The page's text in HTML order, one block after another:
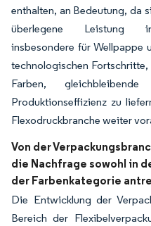
enthalten, an Bedeutung, da
überlegene Leistung in
insbesondere für Wellpappe
technologischen
Farben,
Produktionseffizienz zu
Flexodruckbranche weiter
Von der
die Nachfrage sowohl in
der Farbenkategorie
Die Entwicklung der
Bereich der